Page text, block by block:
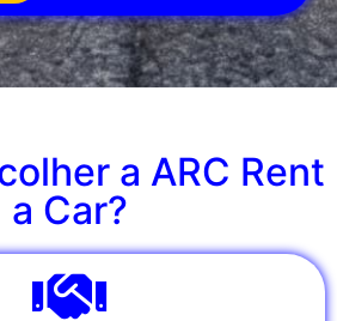
a ARC Rent
a Car?